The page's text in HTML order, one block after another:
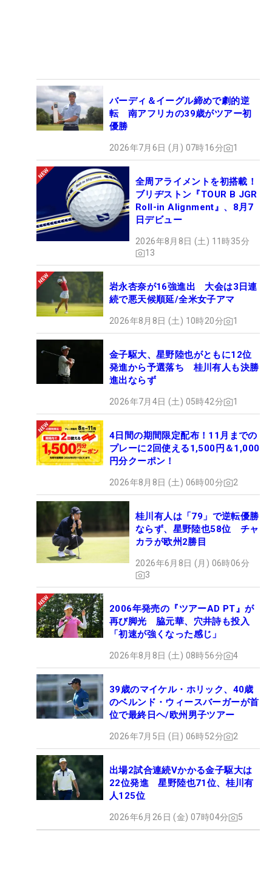
バーディ＆イーグル締めで劇的逆
転 南アフリカの39歳がツアー初
優勝
2026年7月6日 (月) 07時16分 1
全周アライメントを初搭載！
ブリヂストン『TOUR B JGR
Roll-in Alignment』、8月7
日デビュー
2026年8月8日 (土) 11時35分
13
岩永杏奈が16強進出 大会は3日連
続で悪天候順延/全米女子アマ
2026年8月8日 (土) 10時20分 1
金子駆大、星野陸也がともに12位
発進から予選落ち 桂川有人も決勝
進出ならず
2026年7月4日 (土) 05時42分 1
4日間の期間限定配布！11月までの
プレーに2回使える1,500円＆1,000
円分クーポン！
2026年8月8日 (土) 06時00分 2
桂川有人は「79」で逆転優勝
ならず、星野陸也58位 チャ
カラが欧州2勝目
2026年6月8日 (月) 06時06分
3
2006年発売の『ツアーAD PT』が
再び脚光 脇元華、穴井詩も投入
「初速が強くなった感じ」
2026年8月8日 (土) 08時56分 4
39歳のマイケル・ホリック、40歳
のベルンド・ウィースバーガーが首
位で最終日ヘ/欧州男子ツアー
2026年7月5日 (日) 06時52分 2
出場2試合連続Vかかる金子駆大は
22位発進 星野陸也71位、桂川有
人125位
2026年6月26日 (金) 07時04分 5